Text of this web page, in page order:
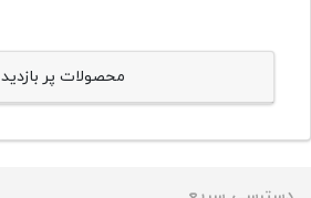
محصولات پر بازدید